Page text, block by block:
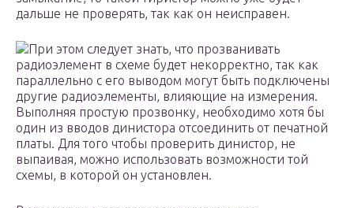
дальше не проверять, так как он неисправен.
При этом следует знать, что прозванивать
радиоэлемент в схеме будет некорректно, так как
параллельно с его выводом могут быть подключены
другие радиоэлементы, влияющие на измерения.
Выполняя простую прозвонку, необходимо хотя бы
один из вводов динистора отсоединить от печатной
платы. Для того чтобы проверить динистор, не
выпаивая, можно использовать возможности той
схемы, в которой он установлен.